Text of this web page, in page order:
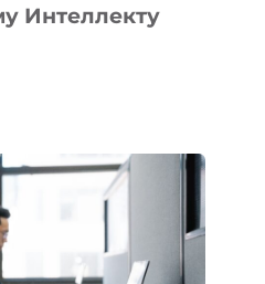
Интеллекту